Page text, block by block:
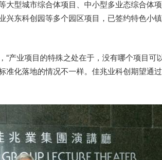
大型城市综合体项目、中小型多业态综合体
兴东科创园等多个园区项目，已签约特色小
“产业项目的特殊之处在于，没有哪个项目可
准化落地的情况不一样。佳兆业科创期望通